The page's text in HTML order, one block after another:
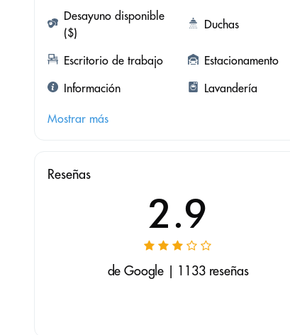
Desayuno disponible
($)
Duchas
Escritorio de trabajo Estacionamento
Información
Lavandería
Mostrar más
Reseñas
2.9
de Google | 1133 reseñas